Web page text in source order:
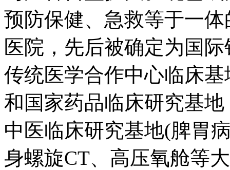
预防保健、急救等于一
医院，先后被确定为国
传统医学合作中心临床
和国家药品临床研究基
中医临床研究基地(脾胃
身螺旋CT、高压氧舱等